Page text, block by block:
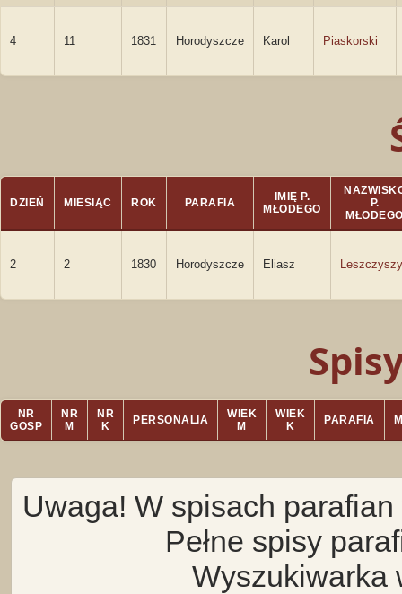
4 11 1831 Horodyszcze Karol Piaskorski
DZIEŃ MIESIĄC ROK PARAFIA
IMIĘ P.
MŁODEGO
P.
2 2 1830 Horodyszcze Eliasz
NR
GOSP
NR
M
NR
K
PERSONALIA
WIEK
M
WIEK
K
PARAFIA
Uwaga! W spisach
Pełne spisy
Wyszukiwarka